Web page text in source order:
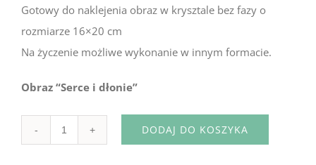
Gotowy do naklejenia obraz w krysztale bez fazy o
rozmiarze 16×20 cm
Na życzenie możliwe wykonanie w innym formacie.
Obraz “Serce i dłonie”
DODAJ DO KOSZYKA